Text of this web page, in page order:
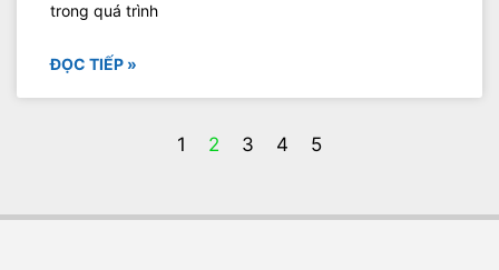
trong quá trình
ĐỌC TIẾP »
1 2 3 4 5